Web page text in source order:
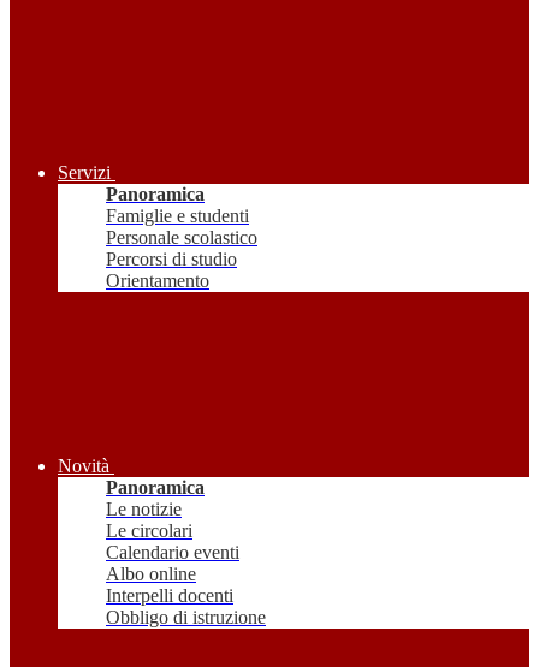
Servizi
Panoramica
Famiglie e studenti
Personale scolastico
Percorsi di studio
Orientamento
Novità
Panoramica
Le notizie
Le circolari
Calendario eventi
Albo online
Interpelli docenti
Obbligo di istruzione